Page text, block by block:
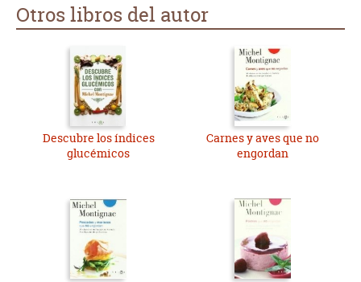
Otros libros del autor
Descubre los índices
glucémicos
Carnes y aves que no
engordan